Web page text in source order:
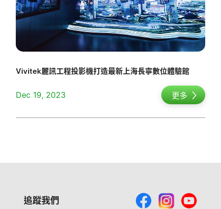
Vivitek麗訊工程投影機打造最新上海長寧數位體驗館
Dec 19, 2023 更多
追蹤我們